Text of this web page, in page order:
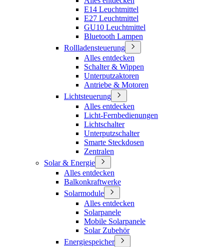
E14 Leuchtmittel
E27 Leuchtmittel
GU10 Leuchtmittel
Bluetooth Lampen
Rollladensteuerung
Alles entdecken
Schalter & Wippen
Unterputzaktoren
Antriebe & Motoren
Lichtsteuerung
Alles entdecken
Licht-Fernbedienungen
Lichtschalter
Unterputzschalter
Smarte Steckdosen
Zentralen
Solar & Energie
Alles entdecken
Balkonkraftwerke
Solarmodule
Alles entdecken
Solarpanele
Mobile Solarpanele
Solar Zubehör
Energiespeicher